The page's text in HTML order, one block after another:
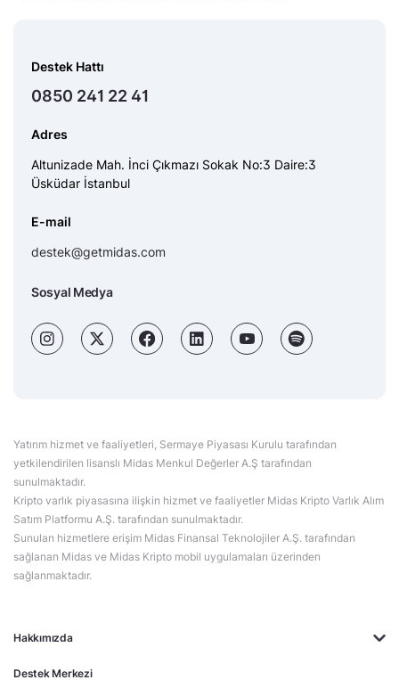
Hakkımızda
Destek Merkezi
Destek Hattı
0850 241 22 41
Adres
Altunizade Mah. İnci Çıkmazı Sokak No:3 Daire:3
Üsküdar İstanbul
E-mail
destek@getmidas.com
Sosyal Medya
Yatırım hizmet ve faaliyetleri, Sermaye Piyasası Kurulu tarafından
yetkilendirilen lisanslı Midas Menkul Değerler A.Ş tarafından
sunulmaktadır.
Kripto varlık piyasasına ilişkin hizmet ve faaliyetler Midas Kripto Varlık Alım
Satım Platformu A.Ş. tarafından sunulmaktadır.
Sunulan hizmetlere erişim Midas Finansal Teknolojiler A.Ş. tarafından
sağlanan Midas ve Midas Kripto mobil uygulamaları üzerinden
sağlanmaktadır.